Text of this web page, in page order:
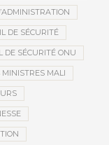
DE SÉCURITÉ
DE SÉCURITÉ ONU
MINISTRES MALI